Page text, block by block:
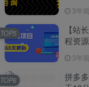
3年前
【站
程资源
3年前
TOP5
拼多
TOP6